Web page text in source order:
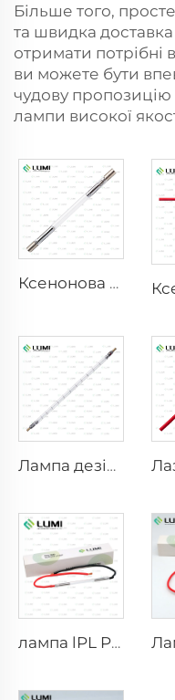
Більше того,
та швидка
отримати потрібні
ви можете бути
чудову пропозицію
лампи високої
Ксенонова лампа IPL P1640 – 7×47×110 мм
Лампа дезінфектуюча імпульсна L5590 – 9×250×300 мм
лампа lPL P1671 - 7×50×110 мм